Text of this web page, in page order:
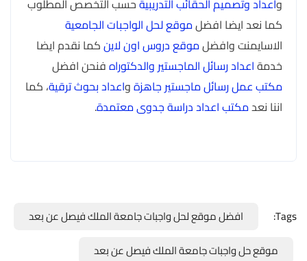
كما نعد ايضا افضلموقع لحل الواجبات الجامعية
الاسايمنت وافضلموقع دروس اون لاينكما نقدم ايضا
خدمةاعداد رسائل الماجستير والدكتوراهفنحن افضل
مكتب عمل رسائل ماجستير جاهزةواعداد بحوث ترقية، كما
اننا نعدمكتب اعداد دراسة جدوى معتمدة.
Tags:
افضل موقع لحل واجبات جامعة الملك فيصل عن بعد
موقع حل واجبات جامعة الملك فيصل عن بعد